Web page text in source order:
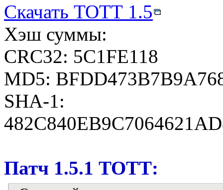
Скачать ТОТТ 1.5
Хэш суммы:
CRC32: 5C1FE118
MD5:
SHA-1:
Патч 1.5.1 ТОТТ: